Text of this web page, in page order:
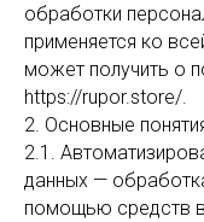
обработки
применяется ко
может получить о
https://rupor.store/.
2. Основные
2.1.
данных —
помощью средств